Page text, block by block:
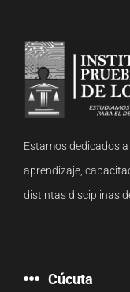
Estamos dedicados
aprendizaje,
distintas disciplinas
Cúcuta